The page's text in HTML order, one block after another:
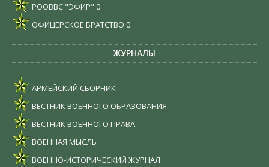
РООВВС "ЭФИР" 0
ОФИЦЕРСКОЕ БРАТСТВО 0
ЖУРНАЛЫ
АРМЕЙСКИЙ СБОРНИК
ВЕСТНИК ВОЕННОГО ОБРАЗОВАНИЯ
ВЕСТНИК ВОЕННОГО ПРАВА
ВОЕННАЯ МЫСЛЬ
ВОЕННО-ИСТОРИЧЕСКИЙ ЖУРНАЛ